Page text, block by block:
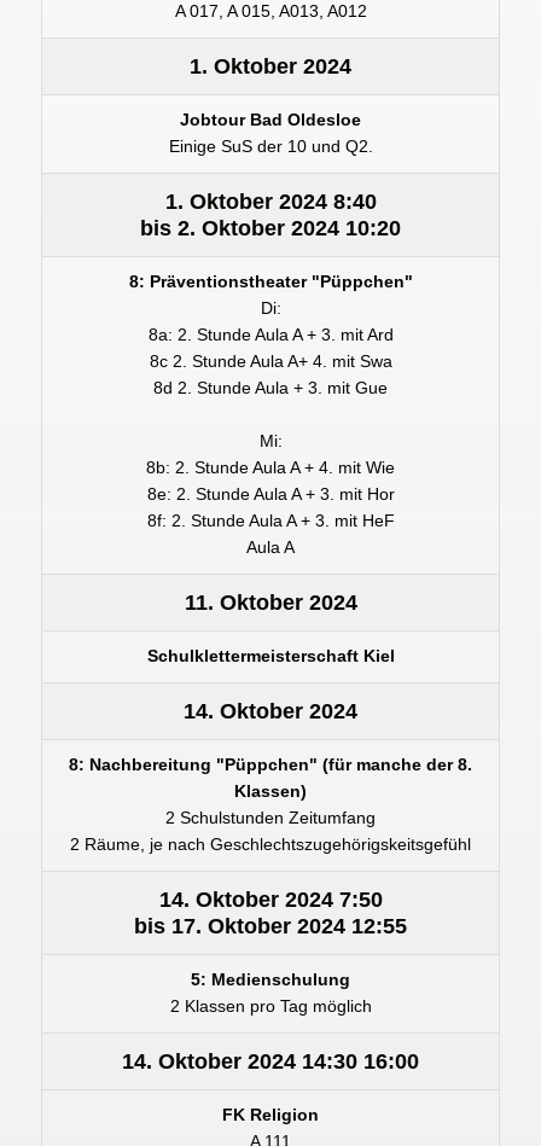
A 017, A 015, A013, A012
1. Oktober 2024
Jobtour Bad Oldesloe
Einige SuS der 10 und Q2.
1. Oktober 20248:40
bis 2. Oktober 2024 10:20
8: Präventionstheater "Püppchen"
Di:
8a: 2. Stunde Aula A + 3. mit Ard
8c 2. Stunde Aula A+ 4. mit Swa
8d 2. Stunde Aula + 3. mit Gue
Mi:
8b: 2. Stunde Aula A + 4. mit Wie
8e: 2. Stunde Aula A + 3. mit Hor
8f: 2. Stunde Aula A + 3. mit HeF
Aula A
11. Oktober 2024
Schulklettermeisterschaft Kiel
14. Oktober 2024
8: Nachbereitung "Püppchen" (für manche der 8.
Klassen)
2 Schulstunden Zeitumfang
2 Räume, je nach Geschlechtszugehörigskeitsgefühl
14. Oktober 20247:50
bis 17. Oktober 2024 12:55
5: Medienschulung
2 Klassen pro Tag möglich
14. Oktober 2024 14:30 16:00
FK Religion
A 111